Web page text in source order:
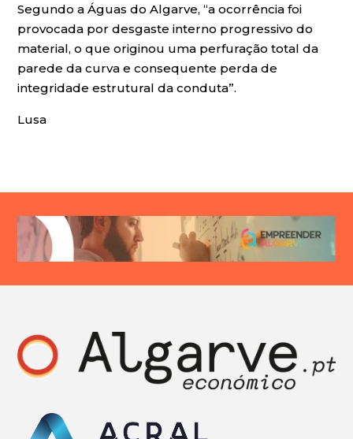
Segundo a Águas do Algarve, “a ocorrência foi
provocada por desgaste interno progressivo do
material, o que originou uma perfuração total da
parede da curva e consequente perda de
integridade estrutural da conduta”.
Lusa